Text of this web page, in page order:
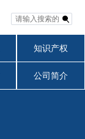
知识产权
公司简介